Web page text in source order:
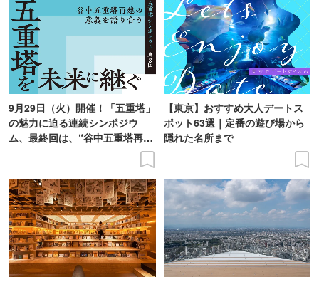
9月29日（火）開催！「五重塔」
の魅力に迫る連続シンポジウ
ム、最終回は、“谷中五重塔再建
【東京】おすすめ大人デートス
ポット63選｜定番の遊び場から
隠れた名所まで